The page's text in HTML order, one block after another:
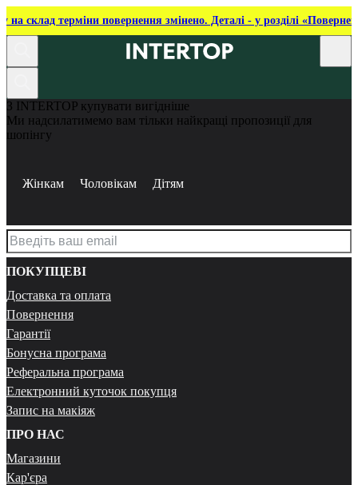
на склад терміни повернення змінено. Деталі - у розділі
З INTERTOP купувати вигідніше
Ми надсилатимемо вам тільки найкращі пропозиції для
шопінгу
Жінкам Чоловікам Дітям
ПОКУПЦЕВІ
Доставка та оплата
Повернення
Гарантії
Бонусна програма
Реферальна програма
Електронний куточок покупця
Запис на макіяж
ПРО НАС
Магазини
Кар'єра